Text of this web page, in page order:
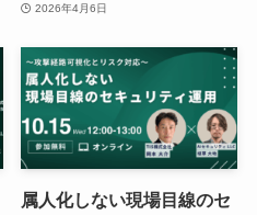
2026年4月6日
属人化しない現場目線のセ